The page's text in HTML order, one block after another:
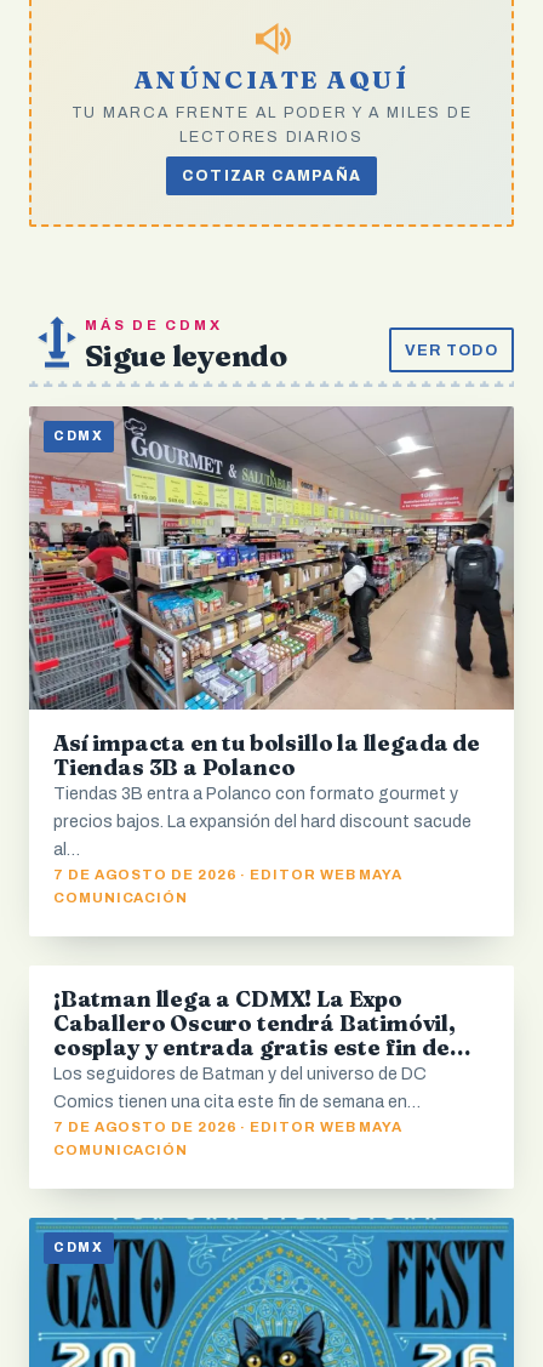
ANÚNCIATE AQUÍ
TU MARCA FRENTE AL PODER Y A MILES DE
LECTORES DIARIOS
COTIZAR CAMPAÑA
MÁS DE CDMX
Sigue leyendo VER TODO
CDMX
Así impacta en tu bolsillo la llegada de
Tiendas 3B a Polanco
Tiendas 3B entra a Polanco con formato gourmet y
precios bajos. La expansión del hard discount sacude
al…
7 DE AGOSTO DE 2026 · EDITOR WEB MAYA
COMUNICACIÓN
CDMX
¡Batman llega a CDMX! La Expo
Caballero Oscuro tendrá Batimóvil,
cosplay y entrada gratis este fin de
semana
Los seguidores de Batman y del universo de DC
Comics tienen una cita este fin de semana en…
7 DE AGOSTO DE 2026 · EDITOR WEB MAYA
COMUNICACIÓN
CDMX